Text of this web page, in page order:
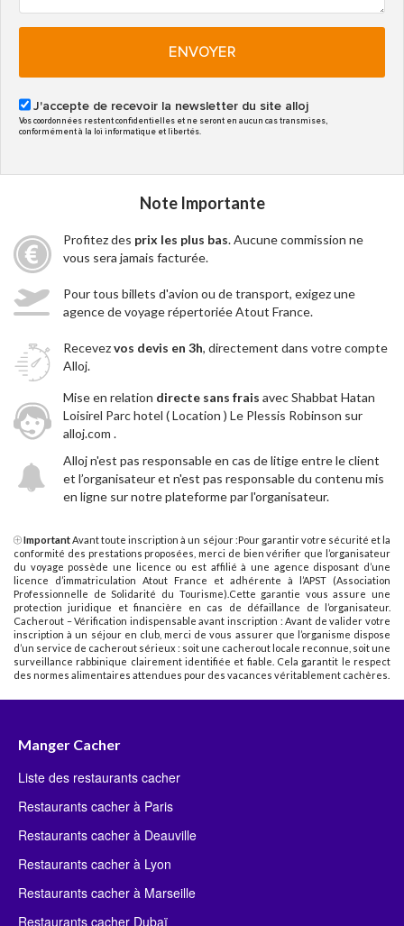
ENVOYER
J'accepte de recevoir la newsletter du site alloj
Vos coordonnées restent confidentielles et ne seront en aucun cas transmises,
conformément à la loi informatique et libertés.
Note Importante
Profitez des prix les plus bas. Aucune commission ne
vous sera jamais facturée.
Pour tous billets d'avion ou de transport, exigez une
agence de voyage répertoriée Atout France.
Recevezvos devis en 3h, directement dans votre compte
Alloj.
Mise en relation directe sans frais avec Shabbat Hatan
Loisirel Parc hotel ( Location ) Le Plessis Robinson sur
alloj.com .
Alloj n'est pas responsable en cas de litige entre le client
et l’organisateur et n'est pas responsable du contenu mis
en ligne sur notre plateforme par l'organisateur.
ImportantAvant toute inscription à un séjour :Pour garantir votre sécurité et la
conformité des prestations proposées, merci de bien vérifier que l’organisateur
du voyage possède une licence ou est affilié à une agence disposant d’une
licence d’immatriculation Atout France et adhérente à l’APST (Association
Professionnelle de Solidarité du Tourisme).Cette garantie vous assure une
protection juridique et financière en cas de défaillance de l’organisateur.
Cacherout – Vérification indispensable avant inscription : Avant de valider votre
inscription à un séjour en club, merci de vous assurer que l’organisme dispose
d’un service de cacherout sérieux : soit une cacherout locale reconnue, soit une
surveillance rabbinique clairement identifiée et fiable. Cela garantit le respect
des normes alimentaires attendues pour des vacances véritablement cachères.
Manger Cacher
Liste des restaurants cacher
Restaurants cacher à Paris
Restaurants cacher à Deauville
Restaurants cacher à Lyon
Restaurants cacher à Marseille
Restaurants cacher Dubaï